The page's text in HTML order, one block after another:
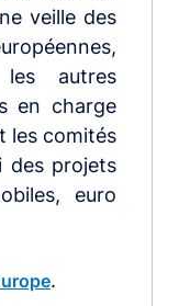
veille des
autres
en charge
les comités
des projets
euro
.